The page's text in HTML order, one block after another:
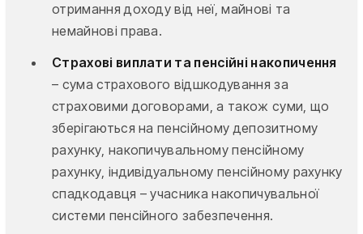
отримання доходу від неї, майнові та
немайнові права.
Страхові виплати та пенсійні накопичення
– сума страхового відшкодування за
страховими договорами, а також суми, що
зберігаються на пенсійному депозитному
рахунку, накопичувальному пенсійному
рахунку, індивідуальному пенсійному рахунку
спадкодавця – учасника накопичувальної
системи пенсійного забезпечення.